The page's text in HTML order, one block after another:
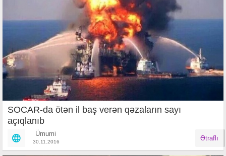
SOCAR-da ötən il baş verən qəzaların sayı
açıqlanıb
Ümumi
30.11.2016 Ətraflı